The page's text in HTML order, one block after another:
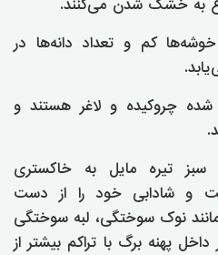
به خشک شدن می‌کنند.
کم و تعداد دانه‌ها در
چروکیده و لاغر هستند و
تیره مایل به خاکستری
و شادابی خود را از دست
نوک سوختگی، لبه سوختگی
پهنه برگ با تراکم بیشتر از